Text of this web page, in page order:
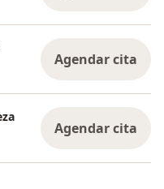
Agendar cita
Agendar cita